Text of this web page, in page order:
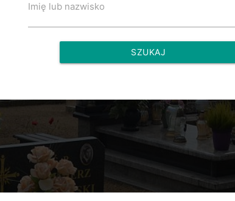
Imię lub nazwisko
SZUKAJ